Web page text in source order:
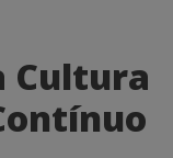
Cultura